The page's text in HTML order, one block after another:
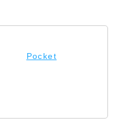
Pocket